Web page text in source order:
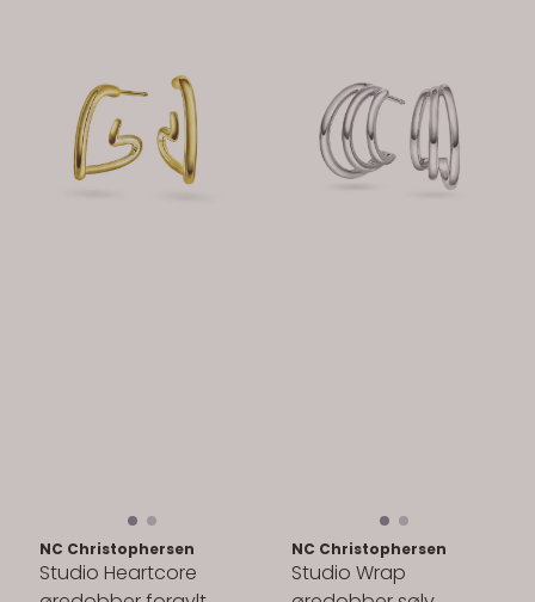
NC Christophersen
Studio Heartcore
NC Christophersen
Studio Wrap